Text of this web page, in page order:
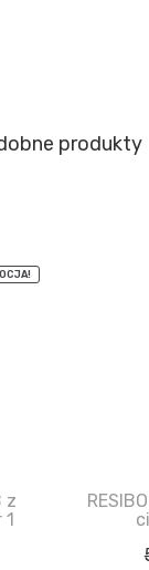
produkty
z